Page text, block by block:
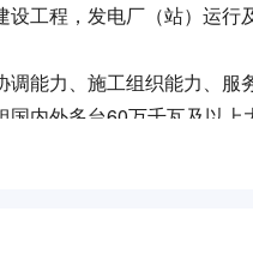
工程，发电厂（站）运行
能力、施工组织能力、服
内外多台60万千瓦及以上
口碑。近十年来，公司承